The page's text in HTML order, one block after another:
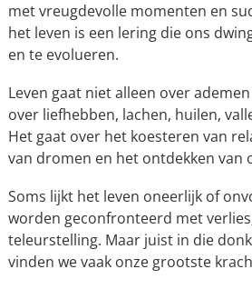
met vreugdevolle momenten en
het leven is een lering die ons
en te evolueren.
Leven gaat niet alleen over
over liefhebben, lachen, huilen,
Het gaat over het koesteren van
van dromen en het ontdekken van
Soms lijkt het leven oneerlijk of
worden geconfronteerd met
teleurstelling. Maar juist in die
vinden we vaak onze grootste